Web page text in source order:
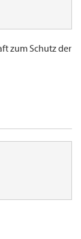
zum Schutz der